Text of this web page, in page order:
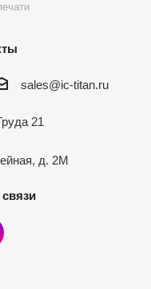
sales@ic-titan.ru
21
д. 2М